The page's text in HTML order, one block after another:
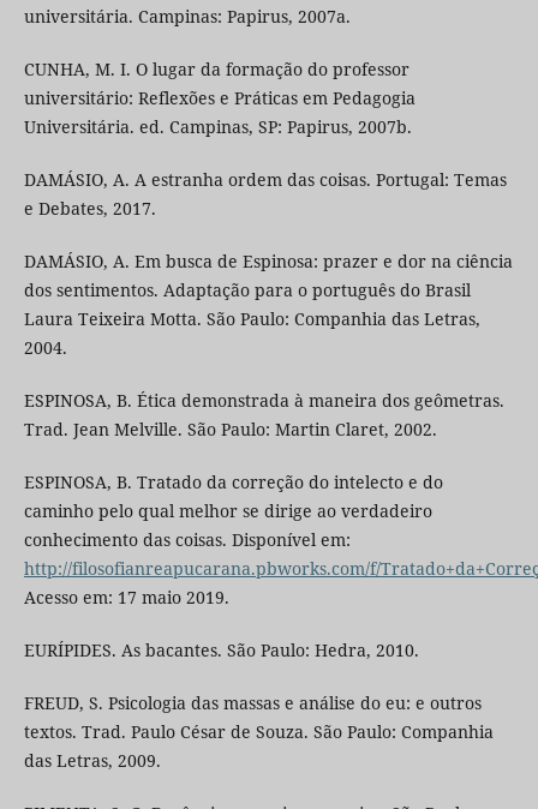
universitária. Campinas: Papirus, 2007a.
CUNHA, M. I. O lugar da formação do professor
universitário: Reflexões e Práticas em Pedagogia
Universitária. ed. Campinas, SP: Papirus, 2007b.
DAMÁSIO, A. A estranha ordem das coisas. Portugal: Temas
e Debates, 2017.
DAMÁSIO, A. Em busca de Espinosa: prazer e dor na ciência
dos sentimentos. Adaptação para o português do Brasil
Laura Teixeira Motta. São Paulo: Companhia das Letras,
2004.
ESPINOSA, B. Ética demonstrada à maneira dos geômetras.
Trad. Jean Melville. São Paulo: Martin Claret, 2002.
ESPINOSA, B. Tratado da correção do intelecto e do
caminho pelo qual melhor se dirige ao verdadeiro
conhecimento das coisas. Disponível em:
http://filosofianreapucarana.pbworks.com/f/
Acesso em: 17 maio 2019.
EURÍPIDES. As bacantes. São Paulo: Hedra, 2010.
FREUD, S. Psicologia das massas e análise do eu: e outros
textos. Trad. Paulo César de Souza. São Paulo: Companhia
das Letras, 2009.